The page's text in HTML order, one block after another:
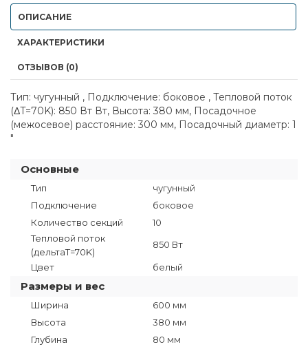
ОПИСАНИЕ
ХАРАКТЕРИСТИКИ
ОТЗЫВОВ (0)
Тип: чугунный , Подключение: боковое , Тепловой поток
(ΔT=70K): 850 Вт Вт, Высота: 380 мм, Посадочное
(межосевое) расстояние: 300 мм, Посадочный диаметр: 1
"
Основные
Тип
чугунный
Подключение
боковое
Количество секций
10
Тепловой поток
(дельтаT=70K)
850 Вт
Цвет белый
Размеры и вес
Ширина
600 мм
Высота
380 мм
Глубина
80 мм